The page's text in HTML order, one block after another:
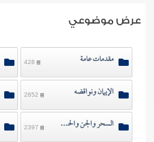
عرض موضوعي
مقدمات عامة
الإيمان ونواقضه
السحر والجن والحسد